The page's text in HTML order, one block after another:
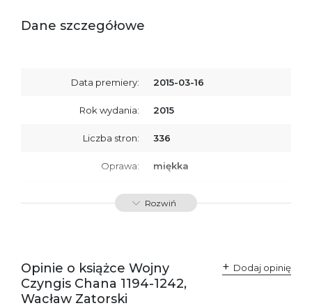
Dane szczegółowe
Data premiery: 2015-03-16
Rok wydania: 2015
Liczba stron: 336
Oprawa: miękka
ISBN 9788379762507
odpowiedzialne za
zgodność produktu z
przepisami:
ul. Fredry 8
61-701 Poznań
Rozwiń
Opinie o książce Wojny
Czyngis Chana 1194-1242,
Wacław Zatorski
Dodaj opinię